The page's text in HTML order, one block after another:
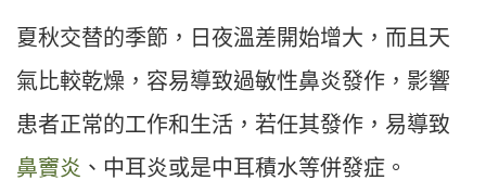
夏秋交替的季節，日夜溫差開始增大，而且天
氣比較乾燥，容易導致過敏性鼻炎發作，影響
患者正常的工作和生活，若任其發作，易導致
鼻竇炎 、中耳炎或是中耳積水等併發症。